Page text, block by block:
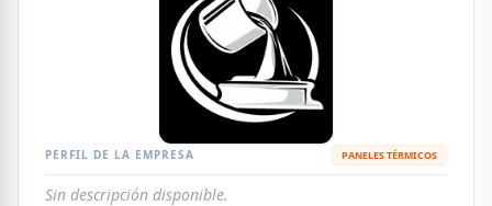
PERFIL DE LA EMPRESA PANELES TÉRMICOS
Sin descripción disponible.